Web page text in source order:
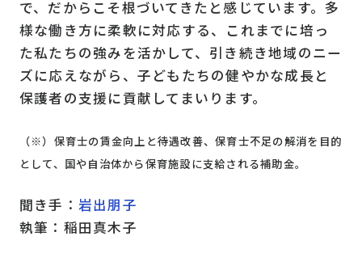
で、だからこそ根づいてきたと感じています。多
様な働き方に柔軟に対応する、これまでに培っ
た私たちの強みを活かして、引き続き地域のニー
ズに応えながら、子どもたちの健やかな成長と
保護者の支援に貢献してまいります。
（※）保育士の賃金向上と待遇改善、保育士不足の解消を目的
として、国や自治体から保育施設に支給される補助金。
聞き手： 岩出朋子
執筆：稲田真木子